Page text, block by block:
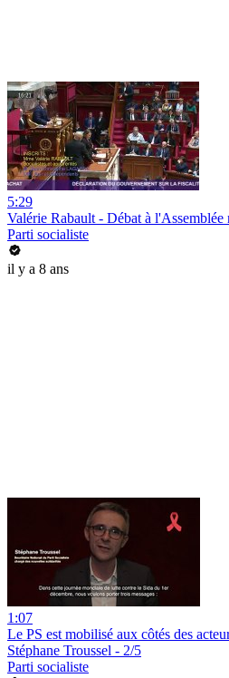
5:29
Valérie Rabault - Débat à
Parti socialiste
il y a 8 ans
1:07
Le PS est mobilisé aux côtés des
Stéphane Troussel - 2/5
Parti socialiste